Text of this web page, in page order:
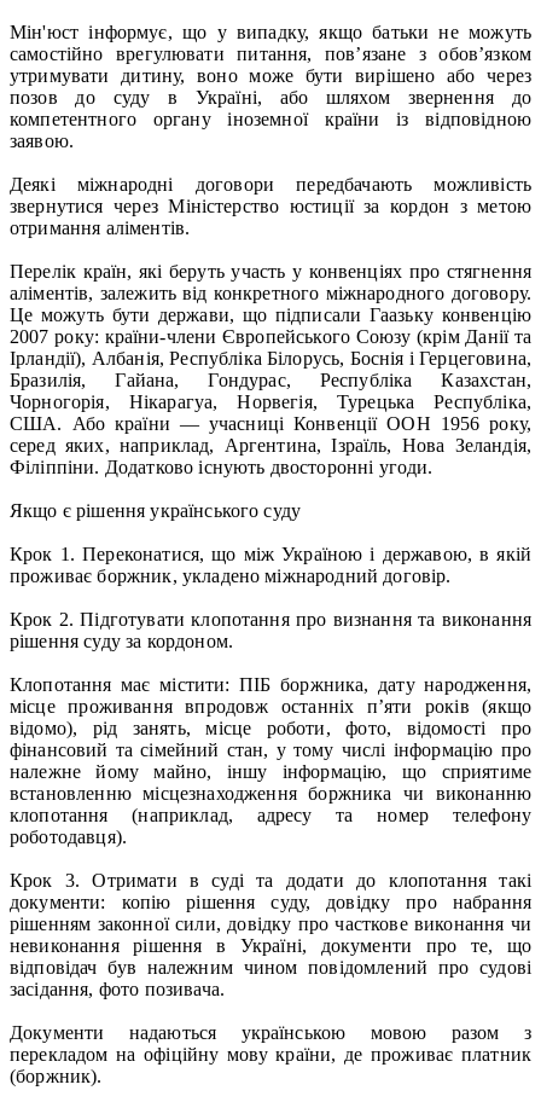
Мін'юст інформує, що у випадку, якщо батьки не можуть
самостійно врегулювати питання, пов’язане з обов’язком
утримувати дитину, воно може бути вирішено або через
позов до суду в Україні, або шляхом звернення до
компетентного органу іноземної країни із відповідною
заявою.
Деякі міжнародні договори передбачають можливість
звернутися через Міністерство юстиції за кордон з метою
отримання аліментів.
Перелік країн, які беруть участь у конвенціях про стягнення
аліментів, залежить від конкретного міжнародного договору.
Це можуть бути держави, що підписали Гаазьку конвенцію
2007 року: країни-члени Європейського Союзу (крім Данії та
Ірландії), Албанія, Республіка Білорусь, Боснія і Герцеговина,
Бразилія, Гайана, Гондурас, Республіка Казахстан,
Чорногорія, Нікарагуа, Норвегія, Турецька Республіка,
США. Або країни — учасниці Конвенції ООН 1956 року,
серед яких, наприклад, Аргентина, Ізраїль, Нова Зеландія,
Філіппіни. Додатково існують двосторонні угоди.
Якщо є рішення українського суду
Крок 1. Переконатися, що між Україною і державою, в якій
проживає боржник, укладено міжнародний договір.
Крок 2. Підготувати клопотання про визнання та виконання
рішення суду за кордоном.
Клопотання має містити: ПІБ боржника, дату народження,
місце проживання впродовж останніх п’яти років (якщо
відомо), рід занять, місце роботи, фото, відомості про
фінансовий та сімейний стан, у тому числі інформацію про
належне йому майно, іншу інформацію, що сприятиме
встановленню місцезнаходження боржника чи виконанню
клопотання (наприклад, адресу та номер телефону
роботодавця).
Крок 3. Отримати в суді та додати до клопотання такі
документи: копію рішення суду, довідку про набрання
рішенням законної сили, довідку про часткове виконання чи
невиконання рішення в Україні, документи про те, що
відповідач був належним чином повідомлений про судові
засідання, фото позивача.
Документи надаються українською мовою разом з
перекладом на офіційну мову країни, де проживає платник
(боржник).